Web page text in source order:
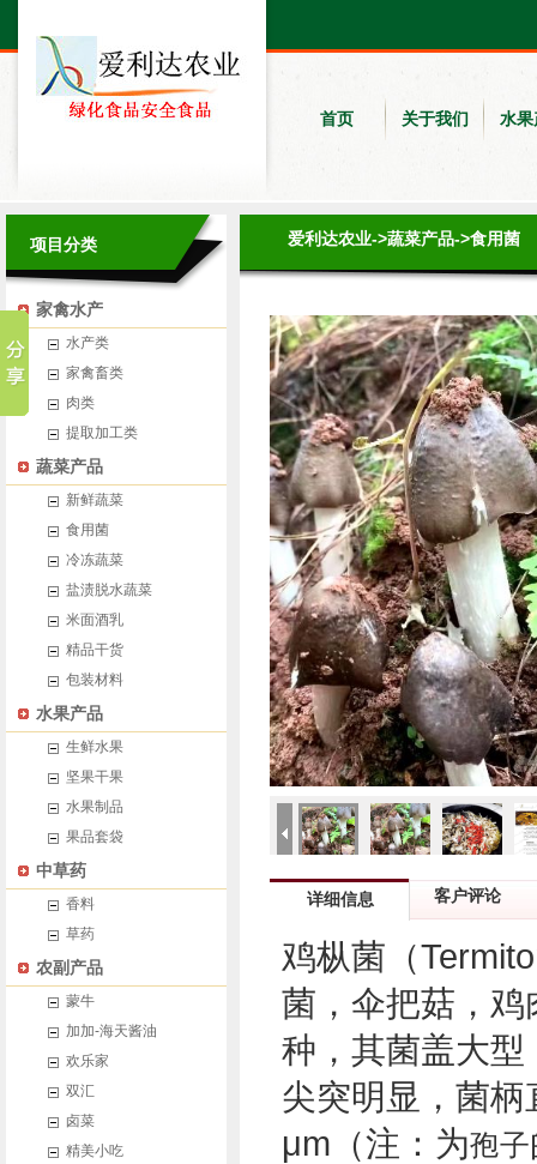
首页 关于我们 水果
项目分类
家禽水产
水产类
家禽畜类
肉类
提取加工类
蔬菜产品
新鲜蔬菜
食用菌
冷冻蔬菜
盐渍脱水蔬菜
米面酒乳
精品干货
包装材料
水果产品
生鲜水果
坚果干果
水果制品
果品套袋
中草药
香料
草药
农副产品
蒙牛
加加-海天酱油
欢乐家
双汇
卤菜
精美小吃
爱利达农业->蔬菜产品->食用菌
详细信息 客户评论
鸡枞菌（
菌，伞把菇，
种，其菌盖大
尖突明显，菌
μm（注：为孢子